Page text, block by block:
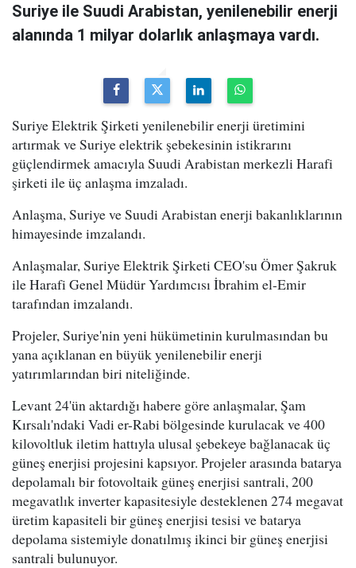
Suriye ile Suudi Arabistan, yenilenebilir enerji
alanında 1 milyar dolarlık anlaşmaya vardı.
Suriye Elektrik Şirketi yenilenebilir enerji üretimini
artırmak ve Suriye elektrik şebekesinin istikrarını
güçlendirmek amacıyla Suudi Arabistan merkezli Harafi
şirketi ile üç anlaşma imzaladı.
Anlaşma, Suriye ve Suudi Arabistan enerji bakanlıklarının
himayesinde imzalandı.
Anlaşmalar, Suriye Elektrik Şirketi CEO'su Ömer Şakruk
ile Harafi Genel Müdür Yardımcısı İbrahim el-Emir
tarafından imzalandı.
Projeler, Suriye'nin yeni hükümetinin kurulmasından bu
yana açıklanan en büyük yenilenebilir enerji
yatırımlarından biri niteliğinde.
Levant 24'ün aktardığı habere göre anlaşmalar, Şam
Kırsalı'ndaki Vadi er-Rabi bölgesinde kurulacak ve 400
kilovoltluk iletim hattıyla ulusal şebekeye bağlanacak üç
güneş enerjisi projesini kapsıyor. Projeler arasında batarya
depolamalı bir fotovoltaik güneş enerjisi santrali, 200
megavatlık inverter kapasitesiyle desteklenen 274 megavat
üretim kapasiteli bir güneş enerjisi tesisi ve batarya
depolama sistemiyle donatılmış ikinci bir güneş enerjisi
santrali bulunuyor.